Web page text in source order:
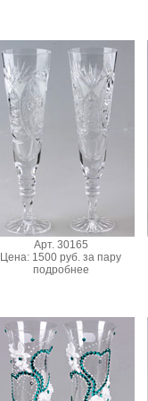
Арт. 30165
Цена: 1500 руб. за пару
подробнее